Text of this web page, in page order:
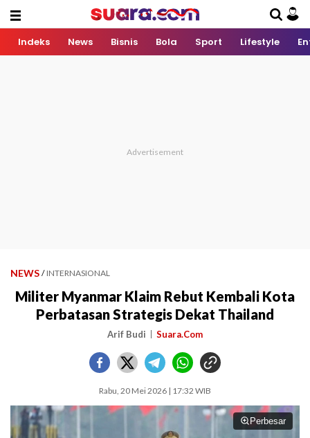
Indeks News Bisnis Bola Sport Lifestyle
NEWS / INTERNASIONAL
Militer Myanmar Klaim Rebut Kembali Kota
Perbatasan Strategis Dekat Thailand
Arif Budi Suara.Com
Rabu, 20 Mei 2026 | 17:32 WIB
Perbesar